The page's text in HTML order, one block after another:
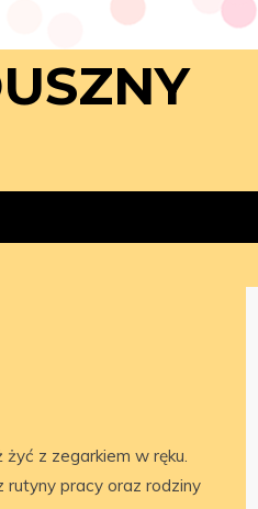
z zegarkiem w ręku.
rutyny pracy oraz rodziny